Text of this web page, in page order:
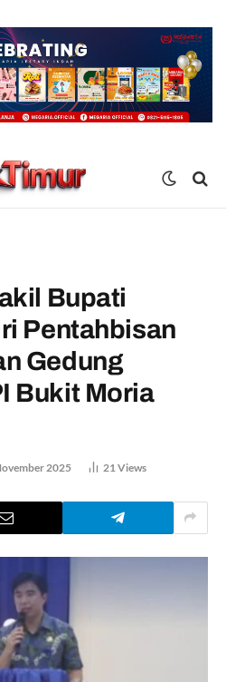
Bupati
Pentahbisan
Gedung
Bukit Moria
2025 21 Views